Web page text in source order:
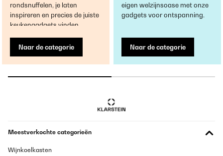
rondsnuffelen, je laten
inspireren en precies de juiste
keukengadgets vinden.
Naar de categorie
eigen welzijnsoase met onze
gadgets voor ontspanning.
Naar de categorie
Meestverkochte categorieën
Wijnkoelkasten